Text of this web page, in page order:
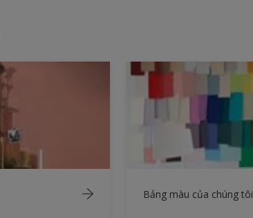
Bảng màu của chúng tôi